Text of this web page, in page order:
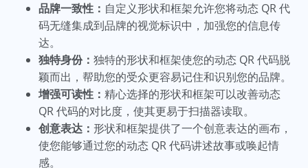
品牌一致性： 自定义形状和框架允许您将动态 QR 代
码无缝集成到品牌的视觉标识中，加强您的信息传
达。
独特身份： 独特的形状和框架使您的动态 QR 代码脱
颖而出，帮助您的受众更容易记住和识别您的品牌。
增强可读性： 精心选择的形状和框架可以改善动态
QR 代码的对比度，使其更易于扫描器读取。
创意表达： 形状和框架提供了一个创意表达的画布，
使您能够通过您的动态 QR 代码讲述故事或唤起情
感。